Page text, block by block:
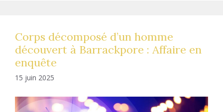
Corps décomposé d’un homme
découvert à Barrackpore : Affaire en
enquête
15 juin 2025